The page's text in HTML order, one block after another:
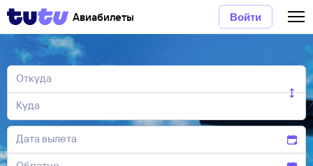
Авиабилеты Войти